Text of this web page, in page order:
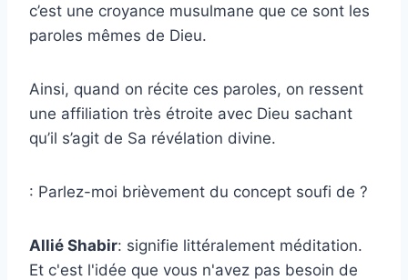
c’est une croyance musulmane que ce sont les
paroles mêmes de Dieu.
Ainsi, quand on récite ces paroles, on ressent
une affiliation très étroite avec Dieu sachant
qu’il s’agit de Sa révélation divine.
: Parlez-moi brièvement du concept soufi de ?
Allié Shabir: signifie littéralement méditation.
Et c'est l'idée que vous n'avez pas besoin de